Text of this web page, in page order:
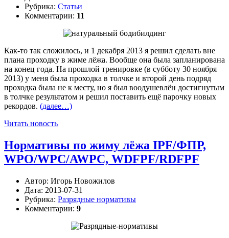
Рубрика: Статьи
Комментарии: 11
Как-то так сложилось, и 1 декабря 2013 я решил сделать вне
плана проходку в жиме лёжа. Вообще она была запланирована
на конец года. На прошлой тренировке (в субботу 30 ноября
2013) у меня была проходка в толчке и второй день подряд
проходка была не к месту, но я был воодушевлён достигнутым
в толчке результатом и решил поставить ещё парочку новых
рекордов. (далее…)
Читать новость
Нормативы по жиму лёжа IPF/ФПР,
WPO/WPC/AWPC, WDFPF/RDFPF
Автор: Игорь Новожилов
Дата: 2013-07-31
Рубрика: Разрядные нормативы
Комментарии: 9